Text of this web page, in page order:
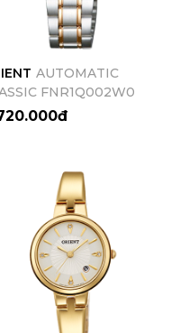
AUTOMATIC
FNR1Q002W0